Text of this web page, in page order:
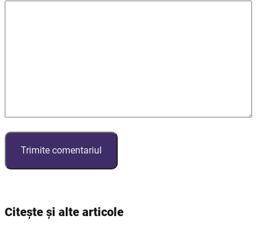
Citește și alte articole